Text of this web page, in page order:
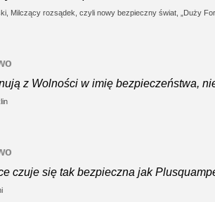
Milczący rozsądek, czyli nowy bezpieczny świat, „Duży
z Wolności w imię bezpieczeństwa,
czuje się tak bezpieczna jak